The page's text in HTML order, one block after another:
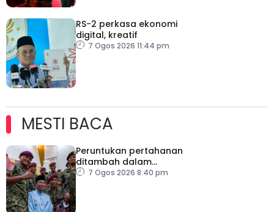
RS-2 perkasa ekonomi
digital, kreatif
7 Ogos 2026 11:44 pm
MESTI BACA
Peruntukan pertahanan
ditambah dalam
Belanjawan 2027
7 Ogos 2026 8:40 pm